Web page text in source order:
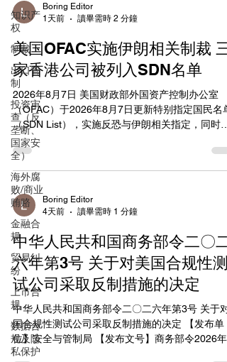
知识产
权
制裁
出口管
制
投资审
查（反
垄断、
国家安
全）
海外腐
败/商业
贿赂
金融合
规
贸易纠
纷
上市合
规
数据合
规及隐
私保护
Boring Editor
1天前
讀畢需時 2 分鐘
美国OFAC实施伊朗相关制裁 三
家香港公司被列入SDN名单
2026年8月7日 美国财政部外国资产控制办公室
（OFAC）于2026年8月7日更新特别指定国民名单
（SDN List），实施反恐与伊朗相关指定，同时移
除部分反毒品指定，并发布修订版伊朗相关常见问
题解答（FAQ 1257）。此次行动主要针对与伊朗
融、贸易及加密货币活动相关的个人和实体，部分
涉及二级制裁风险。 OFAC将三家位于香港的公司
列入SDN名单，均依据第13902号行政命令（
EO13902）进行指定。具体包括： BLUE DASH
GENERAL TRADING COMPANY LIMITED（地
址：Unit 32, 3/F, Block A, The K-Star, Manning
Industrial Building 118, How Ming St, Kwun Tong,
Kowloon, Hong Kong, China；公司编号
2858512）； GLEAMING HK TRADING
LIMITED（地址：Unit 33A, 3/F, The K-Star,
Manning Industrial Center, 1
Boring Editor
4天前
讀畢需時 1 分鐘
中华人民共和国商务部令二〇二
六年第3号 关于对美国合规性测
试公司采取反制措施的决定
中华人民共和国商务部令二〇二六年第3号 关于对
国合规性测试公司采取反制措施的决定 【发布单
位】安全与管制局 【发布文号】商务部令2026年
3号 【发文日期】2026年08月05日 中华人民共和